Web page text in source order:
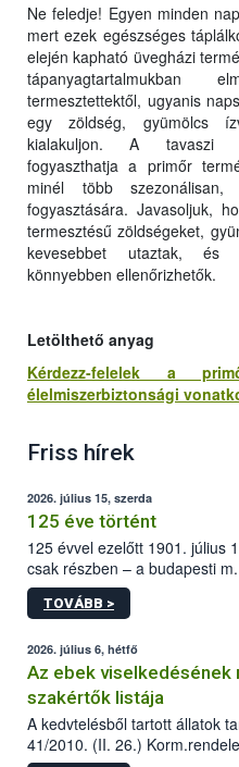
Ne feledje! Egyen minden
mert ezek egészséges
elején kapható üvegházi
tápanyagtartalmukban
termesztettektől, ugyanis
egy zöldség, gyümölcs
kialakuljon. A tavaszi
fogyaszthatja a primőr
minél több szezonálisan,
fogyasztására. Javasoljuk,
termesztésű zöldségeket,
kevesebbet utaztak, és
könnyebben ellenőrizhetők.
Letölthető anyag
Kérdezz-felelek a
élelmiszerbiztonsági
Friss hírek
2026. július 15, szerda
125 éve történt
125 évvel ezelőtt 1901. július
csak részben – a budapesti
állomás a Kis Rókus utca 15.
tervezett új épületébe.
TOVÁBB >
2026. július 6, hétfő
Az ebek
szakértők listája
A kedvtelésből tartott állatok
41/2010. (II. 26.)